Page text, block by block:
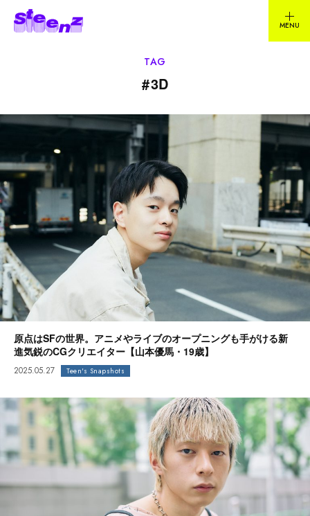
TAG
#3D
原点はSFの世界。アニメやライブのオープニングも手がける新
進気鋭のCGクリエイター【山本優馬・19歳】
2025.05.27 Teen's Snapshots